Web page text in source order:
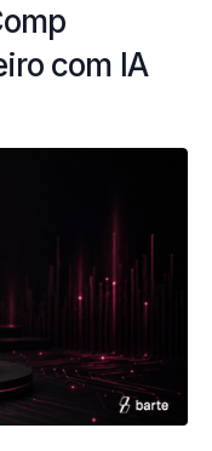
com IA